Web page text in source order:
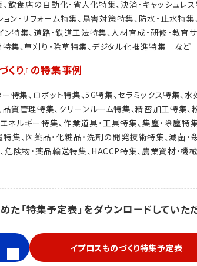
飲食店の自動化・省人化特集、決済・キャッシュレ
ン・リフォーム特集、鳥害対策特集、防水・止水特
特集、道路・鉄道工法特集、人材育成・研修・教育
特集、草刈り・除草特集、デジタル化推進特集 など
くり』の特集事例
集、ロボット特集、5G特集、セラミックス特集、
質管理特集、クリーンルーム特集、精密加工特集、
ネルギー特集、作業道具・工具特集、集塵・除塵特
集、医薬品・化粧品・洗剤の開発技術特集、滅菌・
険物・薬品輸送特集、HACCP特集、農業資材・機械
「特集予定表」をダウンロードしていただ
イプロスものづくり特集予定表